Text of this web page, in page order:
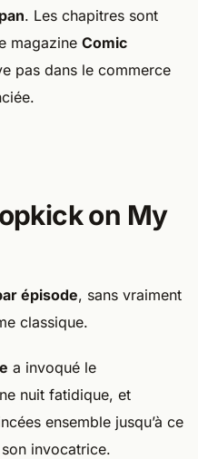
. Les chapitres sont
magazine Comic
pas dans le commerce
on My
épisode, sans vraiment
classique.
a invoqué le
nuit fatidique, et
ensemble jusqu’à ce
invocatrice.